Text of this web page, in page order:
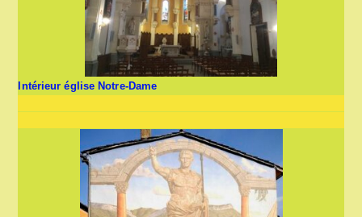
Intérieur église Notre-Dame